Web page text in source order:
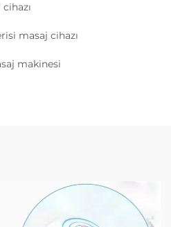
masaj cihazı
makinesi